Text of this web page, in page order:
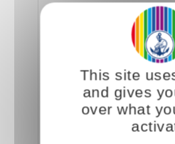
La sessualità
This site
and gives
over what